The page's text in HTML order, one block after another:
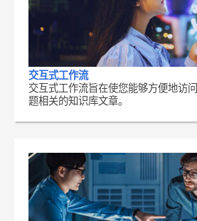
交互式工作流
交互式工作流旨在使您能够方便地访
题相关的知识库文章。